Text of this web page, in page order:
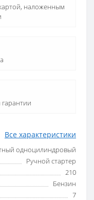
Все характеристики
одноцилиндровый
Ручной стартер
210
Бензин
7
наложенным